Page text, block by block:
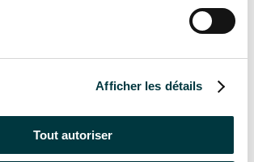
Afficher les détails
Tout autoriser
des électrodes garantit une
facilitée:
manipulation simple
les électrodes usagées.